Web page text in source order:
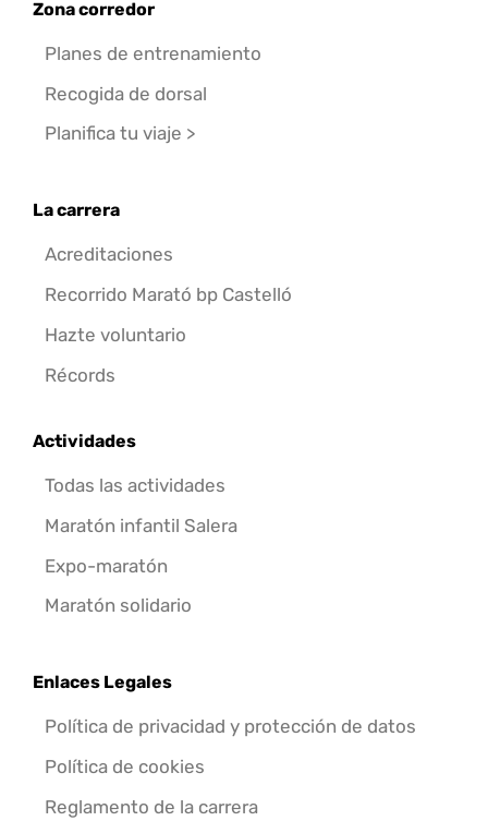
Zona corredor
Planes de entrenamiento
Recogida de dorsal
Planifica tu viaje >
La carrera
Acreditaciones
Recorrido Marató bp Castelló
Hazte voluntario
Récords
Actividades
Todas las actividades
Maratón infantil Salera
Expo-maratón
Maratón solidario
Enlaces Legales
Política de privacidad y protección de datos
Política de cookies
Reglamento de la carrera